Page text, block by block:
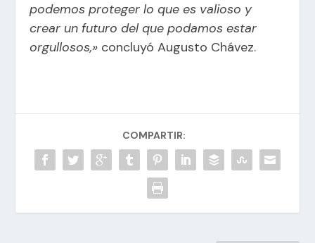
podemos proteger lo que es valioso y
crear un futuro del que podamos estar
orgullosos,» concluyó Augusto Chávez.
COMPARTIR: